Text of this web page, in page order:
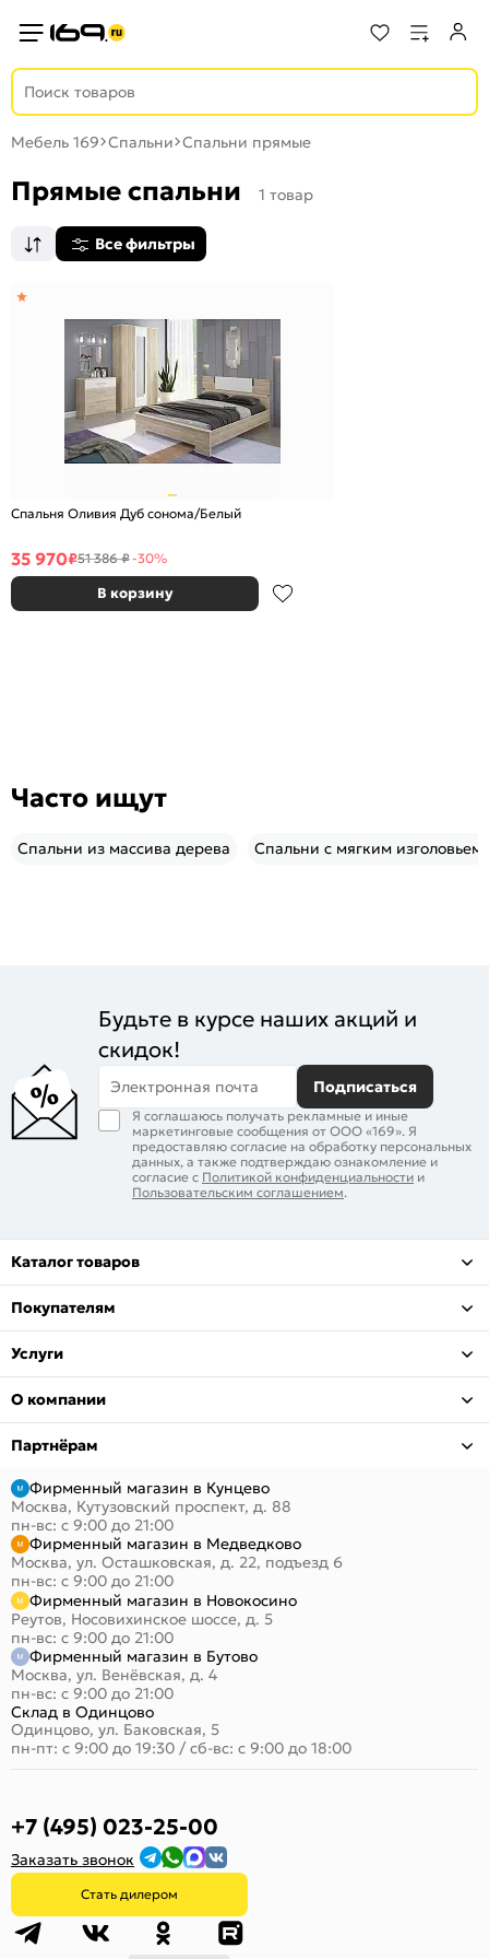
Мебель 169 Спальни Спальни прямые
Прямые спальни 1 товар
Все фильтры
Спальня Оливия Дуб сонома/Белый
35 970₽51 386 ₽-30%
В корзину
Часто ищут
Спальни из массива дерева Спальни с мягким изголовьем
Будьте в курсе наших акций и
скидок!
Электронная почта Подписаться
Я соглашаюсь получать рекламные и иные
маркетинговые сообщения от ООО «169». Я
предоставляю согласие на обработку персональных
данных, а также подтверждаю ознакомление и
согласие с Политикой конфиденциальности и
Пользовательским соглашением.
Каталог товаров
Покупателям
Услуги
О компании
Партнёрам
Фирменный магазин в Кунцево
Москва, Кутузовский проспект, д. 88
пн-вс: с 9:00 до 21:00
Фирменный магазин в Медведково
Москва, ул. Осташковская, д. 22, подъезд 6
пн-вс: с 9:00 до 21:00
Фирменный магазин в Новокосино
Реутов, Носовихинское шоссе, д. 5
пн-вс: с 9:00 до 21:00
Фирменный магазин в Бутово
Москва, ул. Венёвская, д. 4
пн-вс: с 9:00 до 21:00
Склад в Одинцово
Одинцово, ул. Баковская, 5
пн-пт: с 9:00 до 19:30 / сб-вс: с 9:00 до 18:00
+7 (495) 023-25-00
Заказать звонок
Стать дилером